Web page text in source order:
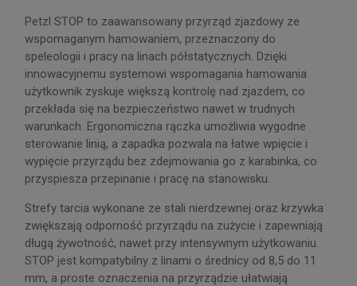
Petzl STOP to zaawansowany przyrząd zjazdowy ze
wspomaganym hamowaniem, przeznaczony do
speleologii i pracy na linach półstatycznych. Dzięki
innowacyjnemu systemowi wspomagania hamowania
użytkownik zyskuje większą kontrolę nad zjazdem, co
przekłada się na bezpieczeństwo nawet w trudnych
warunkach. Ergonomiczna rączka umożliwia wygodne
sterowanie linią, a zapadka pozwala na łatwe wpięcie i
wypięcie przyrządu bez zdejmowania go z karabinka, co
przyspiesza przepinanie i pracę na stanowisku.
Strefy tarcia wykonane ze stali nierdzewnej oraz krzywka
zwiększają odporność przyrządu na zużycie i zapewniają
długą żywotność, nawet przy intensywnym użytkowaniu.
STOP jest kompatybilny z linami o średnicy od 8,5 do 11
mm, a proste oznaczenia na przyrządzie ułatwiają